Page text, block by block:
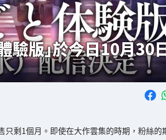
驗版」於今日10月30
只剩1個月。即使在大作雲集的時期，粉絲的